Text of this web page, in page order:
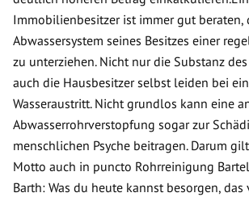
Immobilienbesitzer ist immer gut beraten,
Abwassersystem seines Besitzes einer
zu unterziehen. Nicht nur die Substanz
auch die Hausbesitzer selbst leiden bei
Wasseraustritt. Nicht grundlos kann eine
Abwasserrohrverstopfung sogar zur
menschlichen Psyche beitragen. Darum
Motto auch in puncto Rohrreinigung
Barth: Was du heute kannst besorgen,